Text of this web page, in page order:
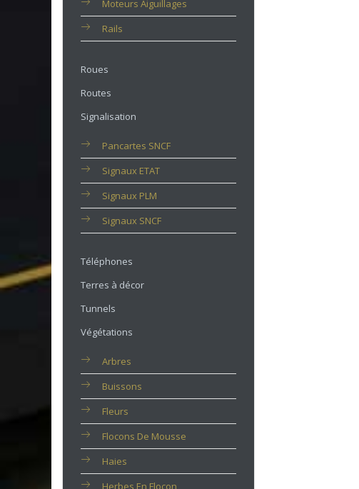
Moteurs Aiguillages
Rails
Roues
Routes
Signalisation
Pancartes SNCF
Signaux ETAT
Signaux PLM
Signaux SNCF
Téléphones
Terres à décor
Tunnels
Végétations
Arbres
Buissons
Fleurs
Flocons De Mousse
Haies
Herbes En Flocon